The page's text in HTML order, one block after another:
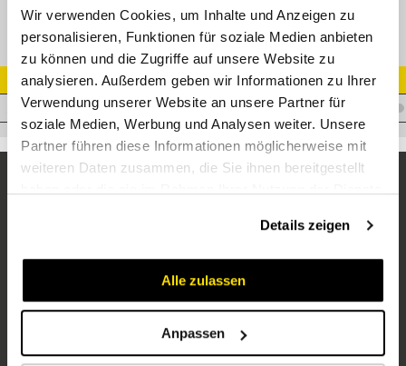
Wir verwenden Cookies, um Inhalte und Anzeigen zu
personalisieren, Funktionen für soziale Medien anbieten
zu können und die Zugriffe auf unsere Website zu
analysieren. Außerdem geben wir Informationen zu Ihrer
Verwendung unserer Website an unsere Partner für
soziale Medien, Werbung und Analysen weiter. Unsere
Partner führen diese Informationen möglicherweise mit
weiteren Daten zusammen, die Sie ihnen bereitgestellt
Details zeigen
Alle zulassen
Anpassen
Artikel Nr.
I.T25JF15/1690LANG
Über uns